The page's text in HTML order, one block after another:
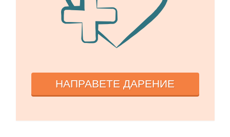
НАПРАВЕТЕ ДАРЕНИЕ